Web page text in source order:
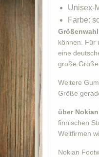
Unisex-
Farbe:
können. Für
eine
große
Weitere
Größe
über
finnischen
Weltfirmen
Nokian